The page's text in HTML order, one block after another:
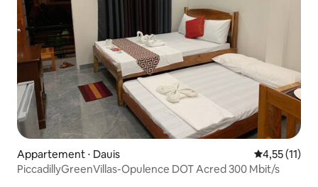
Appartement ⋅ Dauis Évaluation
4,55 (11)
PiccadillyGreenVillas-Opulence DOT Acred 300 Mbit/s